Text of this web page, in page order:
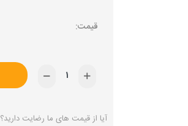
آیا از قیمت های ما رضایت دارید؟